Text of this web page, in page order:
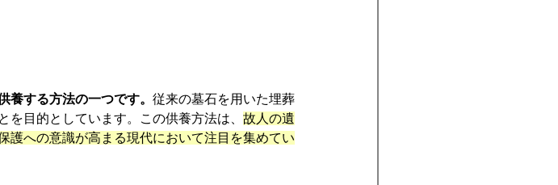
養する方法の一つです。 従来の墓石を用いた埋葬
目的としています。この供養方法は、 故人の遺
護への意識が高まる現代において注目を集めてい